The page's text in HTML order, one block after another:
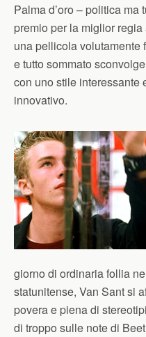
Palma d’oro – politica ma
premio per la miglior
una pellicola volutamente
e tutto sommato
con uno stile interessante
innovativo.
giorno di ordinaria follia
statunitense, Van Sant si
povera e piena di
di troppo sulle note di